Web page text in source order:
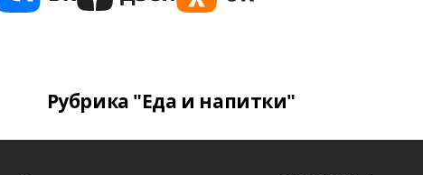
Рубрика "Еда и напитки"